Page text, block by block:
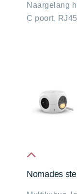
up
Naargelang
C poort, RJ45
Nomades